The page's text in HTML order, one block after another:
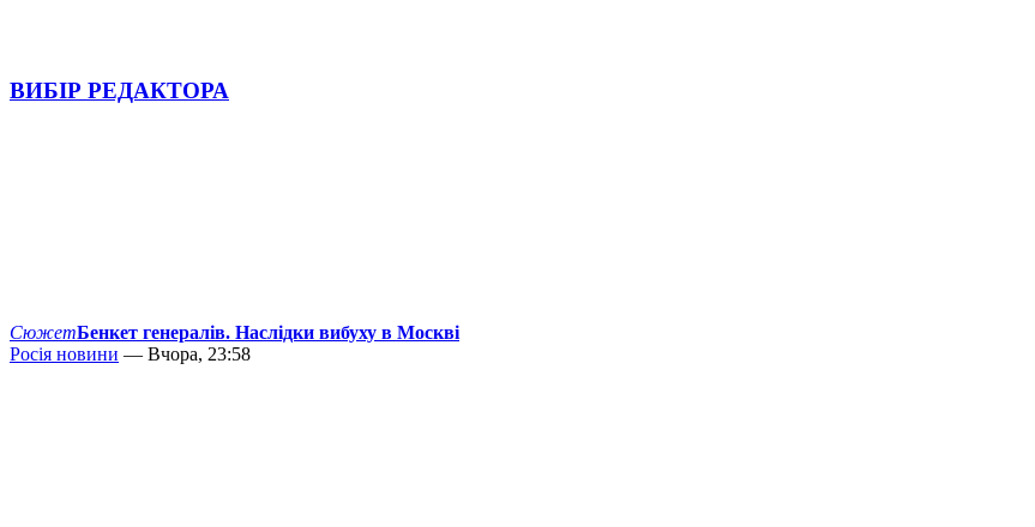
ВИБІР РЕДАКТОРА
СюжетБенкет генералів. Наслідки вибуху в Москві
Росія новини — Вчора, 23:58